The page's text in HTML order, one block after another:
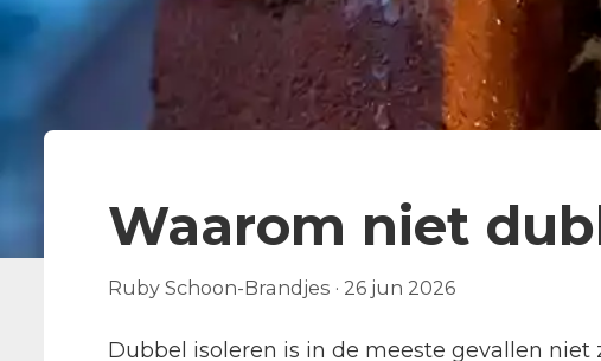
Waarom niet
Ruby Schoon-Brandjes · 26 jun 2026
Dubbel isoleren is in de meeste gevallen